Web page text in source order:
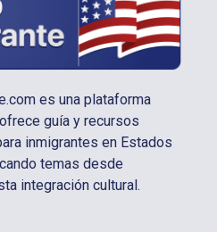
es una plataforma
guía y recursos
inmigrantes en Estados
temas desde
integración cultural.